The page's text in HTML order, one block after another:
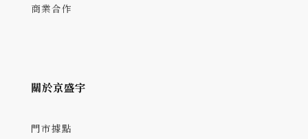
商業合作
關於京盛宇
門市據點